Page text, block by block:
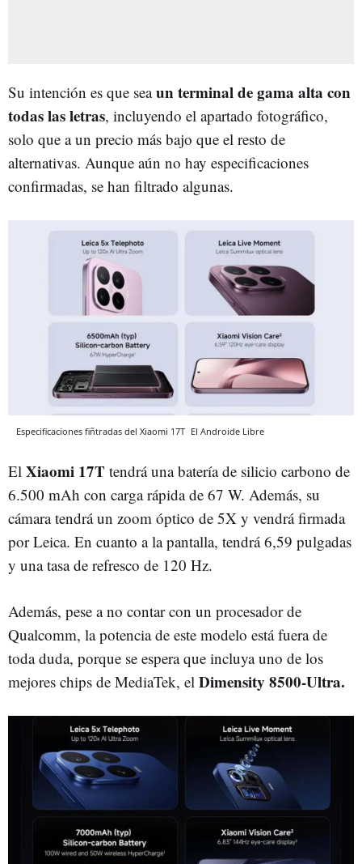
Su intención es que seaun terminal de gama alta con
todas las letras, incluyendo el apartado fotográfico,
solo que a un precio más bajo que el resto de
alternativas. Aunque aún no hay especificaciones
confirmadas, se han filtrado algunas.
Especificaciones fiñtradas del Xiaomi 17T El Androide Libre
El Xiaomi 17T tendrá una batería de silicio carbono de
6.500 mAh con carga rápida de 67 W. Además, su
cámara tendrá un zoom óptico de 5X y vendrá firmada
por Leica. En cuanto a la pantalla, tendrá 6,59 pulgadas
y una tasa de refresco de 120 Hz.
Además, pese a no contar con un procesador de
Qualcomm, la potencia de este modelo está fuera de
toda duda, porque se espera que incluya uno de los
mejores chips de MediaTek, el Dimensity 8500-Ultra.